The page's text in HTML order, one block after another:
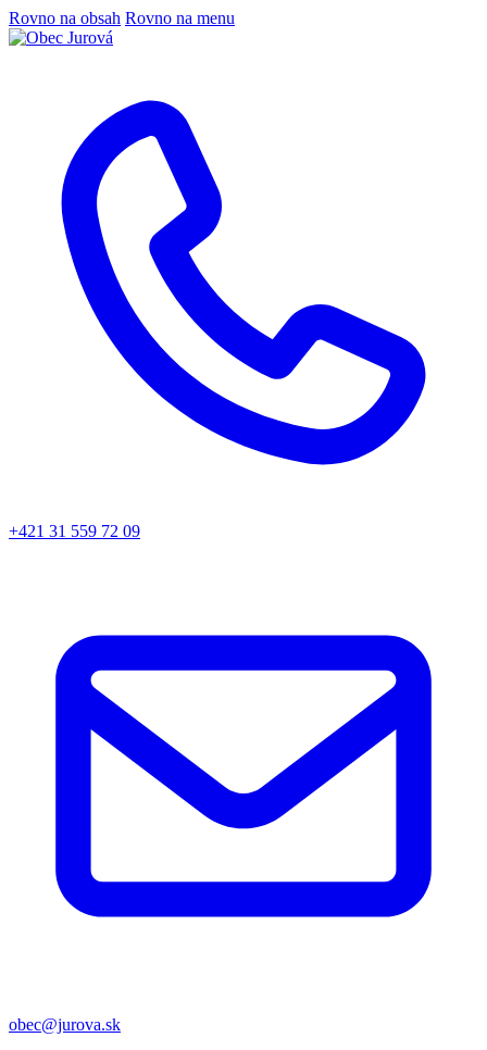
Rovno na obsah Rovno na menu
+421 31 559 72 09
obec@jurova.sk